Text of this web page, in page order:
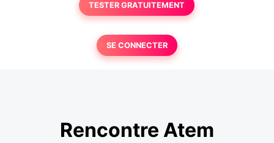
TESTER GRATUITEMENT
SE CONNECTER
Rencontre Atem